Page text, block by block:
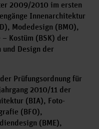
2009/2010 im ersten
Innenarchitektur
Modedesign (BMO),
Kostüm (BSK) der
Design der
Prüfungsordnung für
2010/11 der
(BIA), Foto-
(BFO),
(BME),